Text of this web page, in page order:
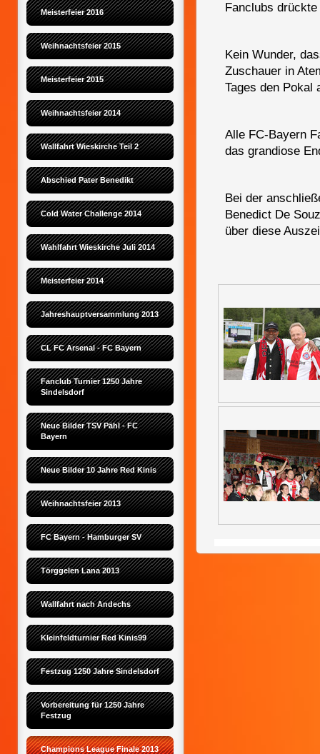
Meisterfeier 2016
Weihnachtsfeier 2015
Meisterfeier 2015
Weihnachtsfeier 2014
Wallfahrt Wieskirche Teil 2
Abschied Pater Benedikt
Cold Water Challenge 2014
Wahlfahrt Wieskirche Juli 2014
Meisterfeier 2014
Jahreshauptversammlung 2013
CL FC Arsenal - FC Bayern
Fanclub Turnier 1250 Jahre
Sindelsdorf
Neue Bilder TSV Pähl - FC
Bayern
Neue Bilder 10 Jahre Red Kinis
Weihnachtsfeier 2013
FC Bayern - Hamburger SV
Törggelen Lana 2013
Wallfahrt nach Andechs
Kleinfeldturnier Red Kinis99
Festzug 1250 Jahre Sindelsdorf
Vorbereitung für 1250 Jahre
Festzug
Champions League Finale 2013
Fanclubs
Kein Wunder,
Zuschauer in
Tages den Pokal
Alle FC-Bayern
das grandiose
Bei der
Benedict De
über diese